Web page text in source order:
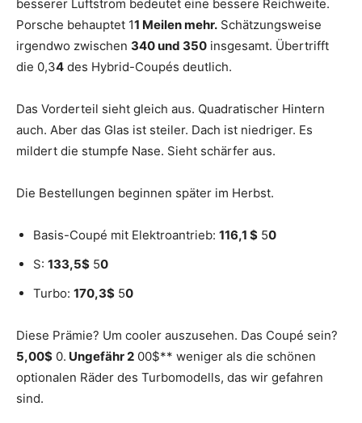
besserer Luftstrom bedeutet eine bessere Reichweite.
Porsche behauptet 11 Meilen mehr. Schätzungsweise
irgendwo zwischen 340 und 350 insgesamt. Übertrifft
die 0,34 des Hybrid-Coupés deutlich.
Das Vorderteil sieht gleich aus. Quadratischer Hintern
auch. Aber das Glas ist steiler. Dach ist niedriger. Es
mildert die stumpfe Nase. Sieht schärfer aus.
Die Bestellungen beginnen später im Herbst.
Basis-Coupé mit Elektroantrieb: 116,1 $ 50
S: 133,5$ 50
Turbo: 170,3$ 50
Diese Prämie? Um cooler auszusehen. Das Coupé sein?
5,00$ 0. Ungefähr 2 00$** weniger als die schönen
optionalen Räder des Turbomodells, das wir gefahren
sind.